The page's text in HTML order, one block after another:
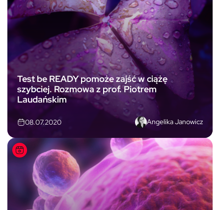
Test be READY pomoże zajść w ciążę
szybciej. Rozmowa z prof. Piotrem
Laudańskim
08.07.2020 Angelika Janowicz